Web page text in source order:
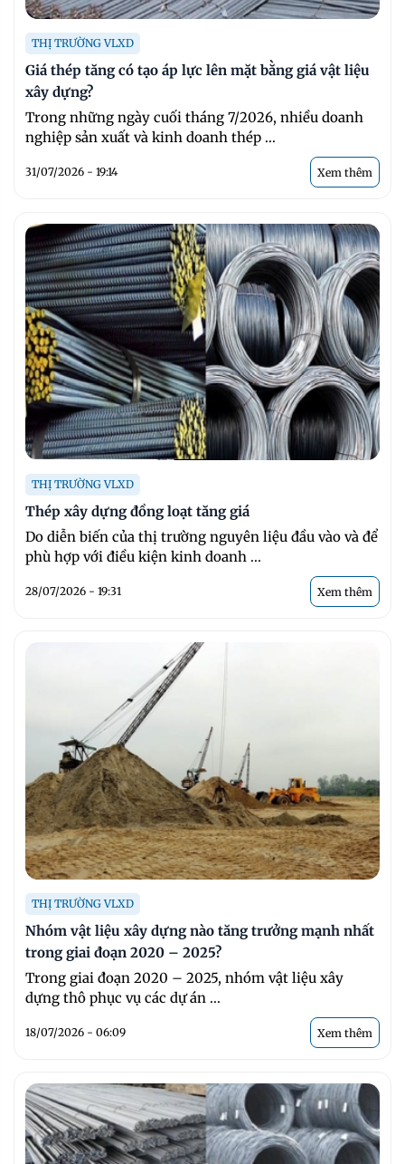
THỊ TRƯỜNG VLXD
Giá thép tăng có tạo áp lực lên mặt bằng giá vật liệu
xây dựng?
Trong những ngày cuối tháng 7/2026, nhiều doanh
nghiệp sản xuất và kinh doanh thép ...
31/07/2026 - 19:14 Xem thêm
THỊ TRƯỜNG VLXD
Thép xây dựng đồng loạt tăng giá
Do diễn biến của thị trường nguyên liệu đầu vào và để
phù hợp với điều kiện kinh doanh ...
28/07/2026 - 19:31 Xem thêm
THỊ TRƯỜNG VLXD
Nhóm vật liệu xây dựng nào tăng trưởng mạnh nhất
trong giai đoạn 2020 – 2025?
Trong giai đoạn 2020 – 2025, nhóm vật liệu xây
dựng thô phục vụ các dự án ...
18/07/2026 - 06:09 Xem thêm